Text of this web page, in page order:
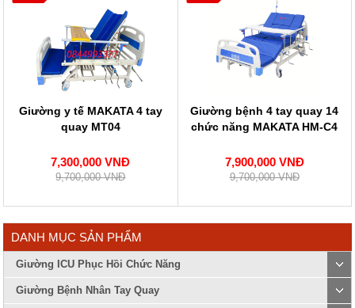
Giường y tế MAKATA 4 tay
quay MT04
7,300,000 VNĐ
9,700,000 VNĐ
Giường bệnh 4 tay quay 14
chức năng MAKATA HM-C4
7,900,000 VNĐ
9,700,000 VNĐ
DANH MỤC SẢN PHẨM
Giường ICU Phục Hồi Chức Năng
Giường Bệnh Nhân Tay Quay